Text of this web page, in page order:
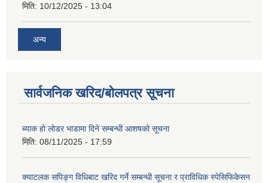
मिति: 10/12/2025 - 13:04
अन्य
सार्वजनिक खरिद/बोलपत्र सूचना
ब्याक हो लोडर भाडामा दिने सम्बन्धी आशषको सूचना
मिति: 08/11/2025 - 17:59
क्याटलक सपिङ्ग विधिबाट खरिद गर्ने सम्बन्धी सूचना र प्राविधिक स्पेसिफिकेसन